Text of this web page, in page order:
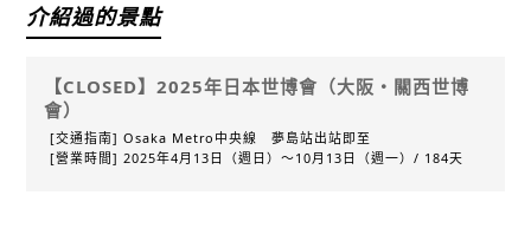
介紹過的景點
【CLOSED】2025年日本世博會（大阪・關西世博
會）
[交通指南] Osaka Metro中央線 夢島站出站即至
[營業時間] 2025年4月13日（週日）〜10月13日（週一）/ 184天